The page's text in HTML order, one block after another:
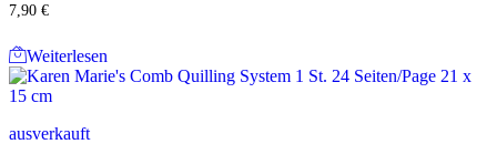
7,90 €
Weiterlesen
ausverkauft